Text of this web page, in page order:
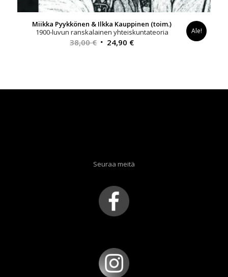
Miikka Pyykkönen & Ilkka Kauppinen (toim.)
1900-luvun ranskalainen yhteiskuntateoria
38,00€ Alkuperäinen
24,90 €Nykyinen
Ale!
Seuraa meitä